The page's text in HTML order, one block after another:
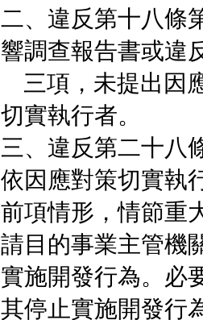
二、違反第十八條
響調查報告書或違
三項，未提出因
切實執行者。
三、違反第二十八
依因應對策切實執
前項情形，情節重
請目的事業主管機
實施開發行為。必
其停止實施開發行